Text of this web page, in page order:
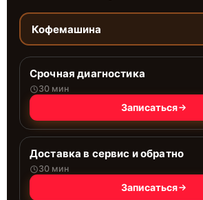
Кофемашина
Срочная диагностика
30 мин
Записаться
Доставка в сервис и обратно
30 мин
Записаться